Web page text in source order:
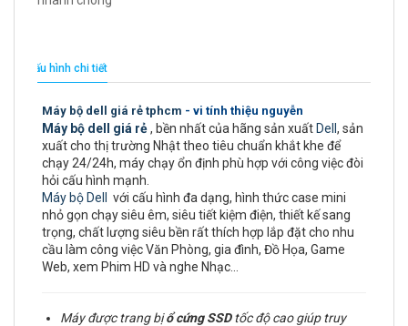
Cấu hình chi tiết
Máy bộ dell giá rẻ tphcm - vi tính thiệu nguyễn
Máy bộ dell giá rẻ, bền nhất của hãng sản xuất Dell , sản
xuất cho thị trường Nhật theo tiêu chuẩn khắt khe để
chạy 24/24h, máy chạy ổn định phù hợp với công việc đòi
hỏi cấu hình mạnh.
Máy bộ Dell
với cấu hình đa dạng, hình thức case mini
nhỏ gọn chạy siêu êm, siêu tiết kiệm điện, thiết kế sang
trọng, chất lượng siêu bền rất thích hợp lắp đặt cho nhu
cầu làm công việc Văn Phòng, gia đình, Đồ Họa, Game
Web, xem Phim HD và nghe Nhạc…
Máy được trang bịổ cứng SSDtốc độ cao giúp truy